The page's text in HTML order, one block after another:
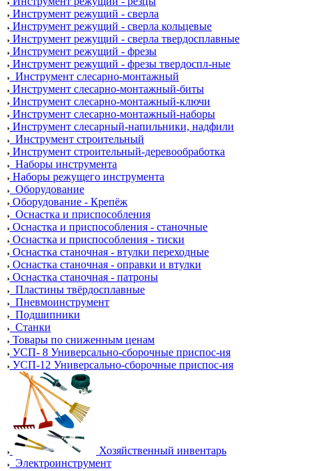
Инструмент режущий - сверла
Инструмент режущий - сверла кольцевые
Инструмент режущий - сверла твердосплавные
Инструмент режущий - фрезы
Инструмент режущий - фрезы твердоспл-ные
Инструмент слесарно-монтажный
Инструмент слесарно-монтажный-биты
Инструмент слесарно-монтажный-ключи
Инструмент слесарно-монтажный-наборы
Инструмент слесарный-напильники, надфили
Инструмент строительный
Инструмент строительный-деревообработка
Наборы инструмента
Наборы режущего инструмента
Оборудование
Оборудование - Крепёж
Оснастка и приспособления
Оснастка и приспособления - станочные
Оснастка и приспособления - тиски
Оснастка станочная - втулки переходные
Оснастка станочная - оправки и втулки
Оснастка станочная - патроны
Пластины твёрдосплавные
Пневмоинструмент
Подшипники
Станки
Товары по сниженным ценам
УСП- 8 Универсально-сборочные приспос-ия
УСП-12 Универсально-сборочные приспос-ия
Хозяйственный инвентарь
Электроинструмент